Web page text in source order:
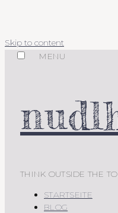
Skip to content
MENU
THINK OUTSIDE THE
STARTSEITE
BLOG